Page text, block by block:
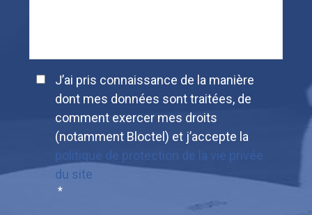
J’ai pris connaissance de la manière
dont mes données sont traitées, de
comment exercer mes droits
(notamment Bloctel) et j’accepte la
politique de protection de la vie privée
du site
*